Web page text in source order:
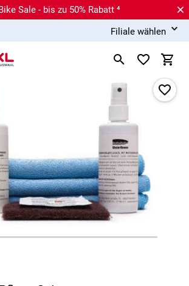
Sale - bis zu 50% Rabatt ⁴
Filiale wählen